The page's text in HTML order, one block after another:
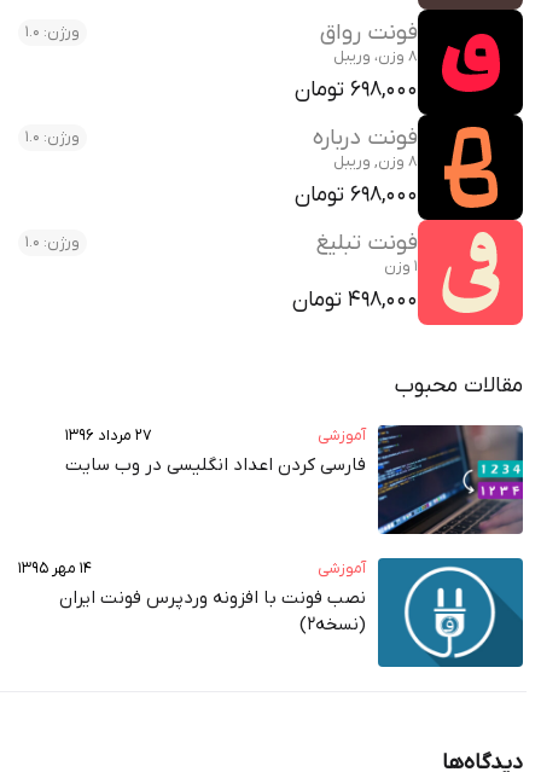
فونت رواق
8 وزن، وریبل
698,000 تومان
فونت درباره
8 وزن, وریبل
698,000 تومان
فونت تبلیغ
1 وزن
498,000 تومان
محبوب
آموزشی
فارسی کردن اعداد انگلیسی در وب‌ سایت
آموزشی
نصب فونت با افزونه وردپرس فونت ایران
(نسخه2)